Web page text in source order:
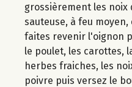
grossièrement les noix
sauteuse, à feu
faites revenir l'oignon
le poulet, les carottes,
herbes fraiches, les
poivre puis versez le